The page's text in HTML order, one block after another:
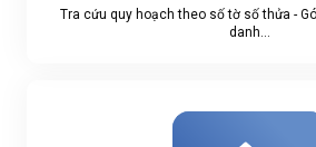
Tra cứu quy hoạch theo số tờ số thửa -
danh...